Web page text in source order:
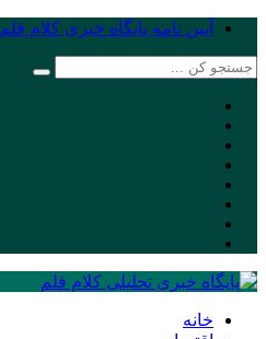
آیین نامه پایگاه خبری کلام قلم
خانه